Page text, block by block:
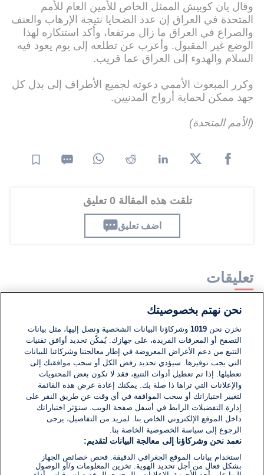
وقال يان كوبيش الممثل الخاص للأمين العام للأمم
المتحدة في العراق إن عدد الضحايا نتيجة الإرهاب والعنف
والصراع في العراق ما زال مرتفعا، وأكد استنكاره لهذا
الوضع غير المقبول. وأعرب عن تطلعه إلى يوم يعود فيه
السلام والهدوء إلى العراق عما قريب.
وكرر المبعوث الأممي دعوته لجميع الأطراف إلى بذل كل
جهد ممكن لحماية أرواح المدنيين.
(الأمم المتحدة)
تلقت هذه المقالة 0 تعليق
اضف تعليق
تعليقات
لا توجد تعليقات مكتوبة حتى الآن. كن الأول!
اكتب تعليقًا جديدًا ...
نحن نهتم بخصوصيتك
نخزن نحن1019 وشركاؤنا البيانات الشخصية ونصل إليها، مثل بيانات
التصفح أو المعرفات الفريدة، على جهازك. يُمكّن تحديد أوافق تقنيات
التتبع من دعم الأغراض المعروضة في إطار معالجتنا وشركائنا للبيانات
التي يجب توفيرها. سيؤدي تحديد رفض الكل أو سحب موافقتك إلى
تعطيلها. إذا تم تعطيل أدوات التتبع، فقد لا تكون بعض المحتويات
والإعلانات التي تراها ذا صلة بك. يمكنك إعادة عرض هذه القائمة
لتغيير اختياراتك أو سحب الموافقة في أي وقت عن طريق النقر على
إدارة التفضيلات الرابط في أسفل صفحة الويب. ستؤثر اختياراتك
داخل الموقع الإلكتروني الخاص بنا. لمزيد من التفاصيل، يرجى
الرجوع إلى سياسة الخصوصية الخاصة بنا.
نعمد نحن وشركاؤنا إلى معالجة البيانات لتقديم:
استخدام بيانات الموقع الجغرافي الدقيقة. فحص خصائص الجهاز
بشكل فعال من أجل تحديد الهوية. تخزين المعلومات و/أو الوصول